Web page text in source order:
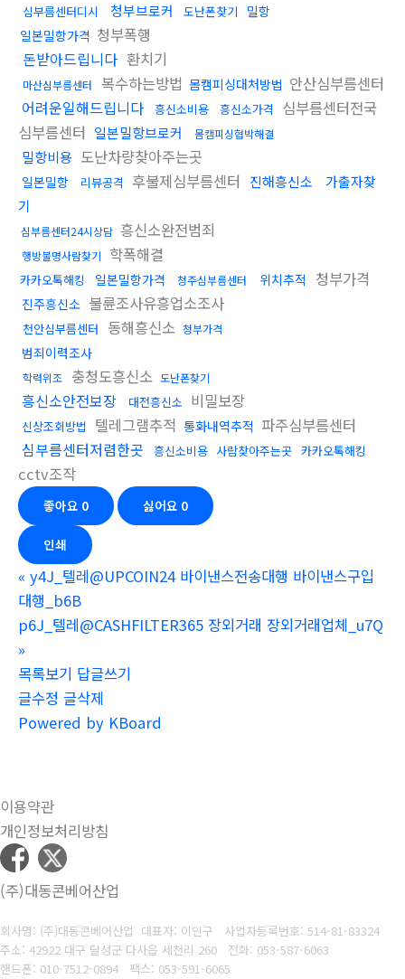
심부름센터디시 청부브로커 도난폰찾기
밀항
일본밀항가격 청부폭행
돈받아드립니다 환치기
마산심부름센터 복수하는방법 몸캠피싱대처방법 안산심부름센터
어려운일해드립니다
흥신소비용 흥신소가격
심부름센터전국
심부름센터 일본밀항브로커 몸캠피싱협박해결
밀항비용 도난차량찾아주는곳
일본밀항 리뷰공격 후불제심부름센터 진해흥신소
가출자찾
기
심부름센터24시상담 흥신소완전범죄
행방불명사람찾기 학폭해결
카카오톡해킹 일본밀항가격 청주심부름센터 위치추적 청부가격
진주흥신소 불륜조사유흥업소조사
천안심부름센터 동해흥신소 청부가격
범죄이력조사
학력위조 충청도흥신소 도난폰찾기
흥신소안전보장 대전흥신소 비밀보장
신상조회방법 텔레그램추적 통화내역추적 파주심부름센터
심부름센터저렴한곳
흥신소비용 사람찾아주는곳 카카오톡해킹
cctv조작
좋아요 0 싫어요 0
인쇄
« y4J_텔레@UPCOIN24 바이낸스전송대행 바이낸스구입
대행_b6B
p6J_텔레@CASHFILTER365 장외거래 장외거래업체_u7Q
»
목록보기 답글쓰기
글수정 글삭제
Powered by KBoard
이용약관
개인정보처리방침
(주)대동콘베어산업
회사명: (주)대동콘베어산업 대표자: 이인구 사업자등록번호: 514-81-83324
주소: 42922 대구 달성군 다사읍 세천리 260 전화: 053-587-6063
핸드폰: 010-7512-0894
팩스: 053-591-6065